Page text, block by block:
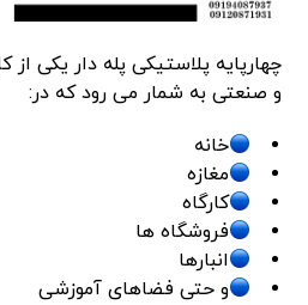
چهارپایه پلاستیکی پله دار یکی از
و صنعتی به شمار می رود که در:
خانه
مغازه
کارگاه
فروشگاه ها
انبارها
و حتی فضاهای آموزشی